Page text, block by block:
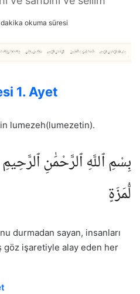
okuma süresi
1. Ayet
lumezeh(lumezetin).
بِسْمِ ٱللَّهِ ٱلرَّحْمَٰنِ
لُّمَزَةٍ
durmadan sayan, insanları
göz işaretiyle alay eden her